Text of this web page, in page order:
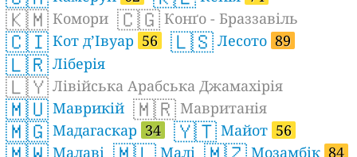
🇰🇲 Комори 🇨🇬 Конґо - Браззавіль
🇨🇮 Кот д’Івуар 56 🇱🇸 Лесото 89
🇱🇷 Ліберія
🇱🇾 Лівійська Арабська Джамахірія
🇲🇺 Маврикій 🇲🇷 Мавританія
🇲🇬 Мадагаскар 34 🇾🇹 Майот 56
Малаві Малі Мозамбік 84